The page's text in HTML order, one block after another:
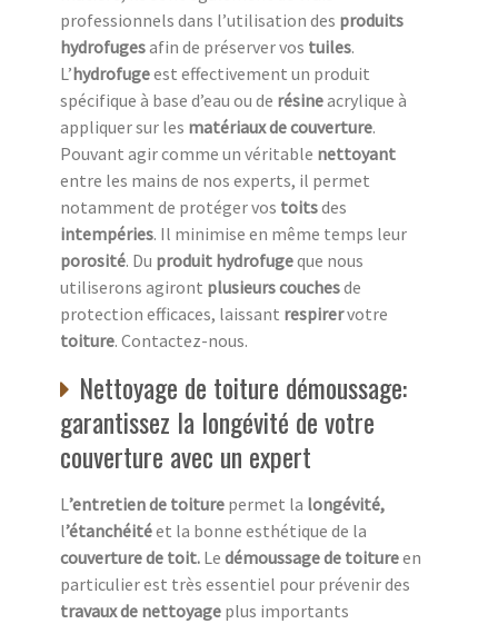
professionnels dans l’utilisation des produits
hydrofugesafin de préserver vos tuiles.
L’hydrofugeest effectivement un produit
spécifique à base d’eau ou de résineacrylique à
appliquer sur les matériaux de couverture.
Pouvant agir comme un véritable nettoyant
entre les mains de nos experts, il permet
notamment de protéger vos toitsdes
intempéries. Il minimise en même temps leur
porosité. Du produit hydrofugeque nous
utiliserons agiront plusieurs couchesde
protection efficaces, laissant respirervotre
toiture. Contactez-nous.
Nettoyage de toiture démoussage:
garantissez la longévité de votre
couverture avec un expert
L ’entretien de toiture permet la longévité,
l’étanchéitéet la bonne esthétique de la
couverture de toit. Le démoussage de toitureen
particulier est très essentiel pour prévenir des
travaux de nettoyage plus importants